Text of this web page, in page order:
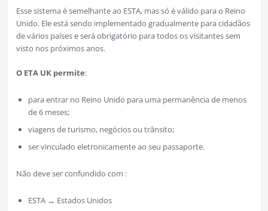
Esse sistema é semelhante ao ESTA, mas só é válido para o Reino
Unido. Ele está sendo implementado gradualmente para cidadãos
de vários países e será obrigatório para todos os visitantes sem
visto nos próximos anos.
O ETA UK permite:
para entrar no Reino Unido para uma permanência de menos
de 6 meses;
viagens de turismo, negócios ou trânsito;
ser vinculado eletronicamente ao seu passaporte.
Não deve ser confundido com :
ESTA → Estados Unidos